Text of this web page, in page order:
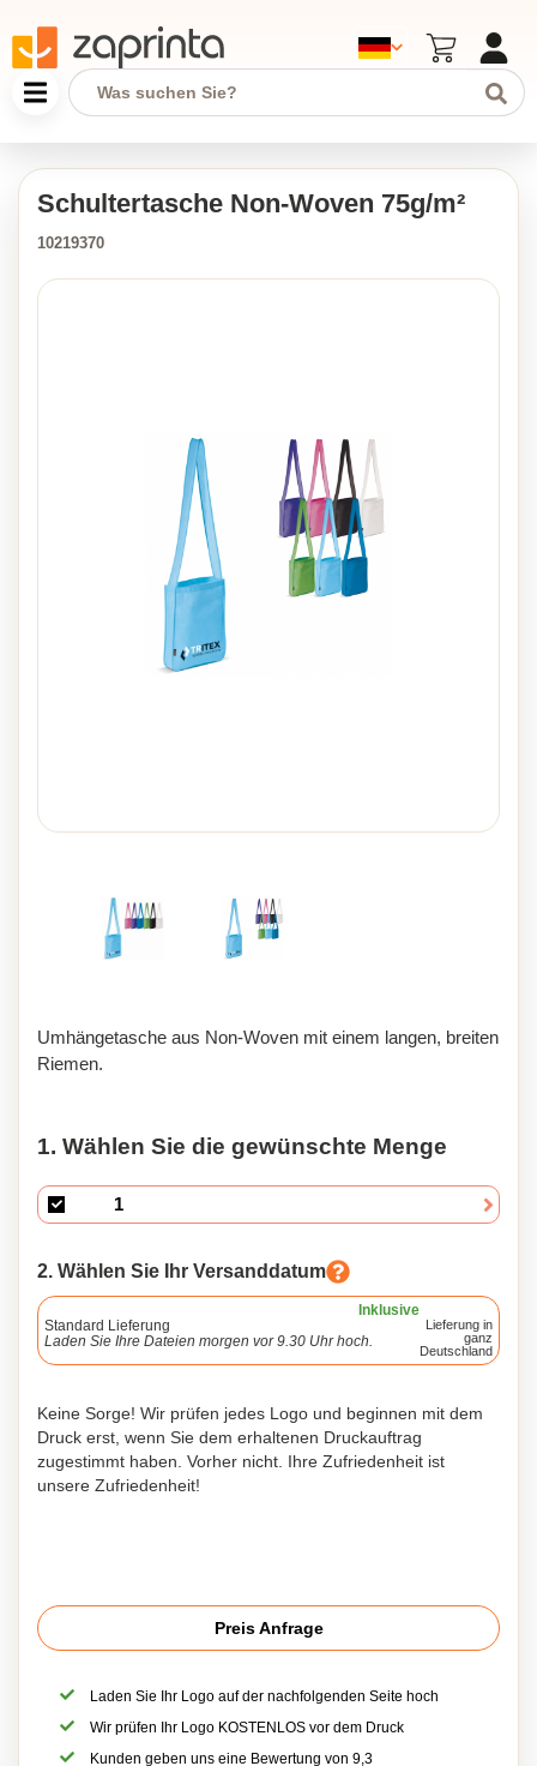
Schultertasche Non-Woven 75g/m²
10219370
Umhängetasche aus Non-Woven mit einem langen, breiten
Riemen.
1. Wählen Sie die gewünschte Menge
2. Wählen Sie Ihr Versanddatum
Inklusive
Standard Lieferung
Laden Sie Ihre Dateien morgen vor 9.30 Uhr hoch.
Lieferung in
ganz
Deutschland
Keine Sorge! Wir prüfen jedes Logo und beginnen mit dem
Druck erst, wenn Sie dem erhaltenen Druckauftrag
zugestimmt haben. Vorher nicht. Ihre Zufriedenheit ist
unsere Zufriedenheit!
Preis Anfrage
Laden Sie Ihr Logo auf der nachfolgenden Seite hoch
Wir prüfen Ihr Logo KOSTENLOS vor dem Druck
Kunden geben uns eine Bewertung von 9,3